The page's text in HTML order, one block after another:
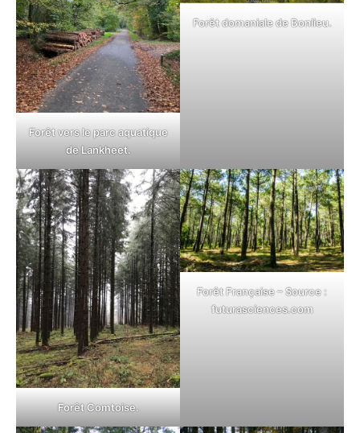
Forêt vers le parc aquatique
de Lankheet.
Forêt domaniale de Bonlieu.
Forêt Comtoise.
Forêt Française – Source :
futurasciences.com